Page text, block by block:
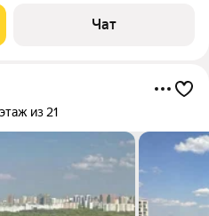
на 14 этаже панельного
Чат
из 21